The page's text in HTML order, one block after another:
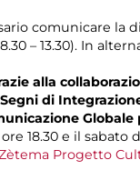
comunicare la
– 13.30). In
alla
di
18.30 e il sabato
Progetto